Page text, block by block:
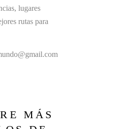
lugares
rutas para
MÁS